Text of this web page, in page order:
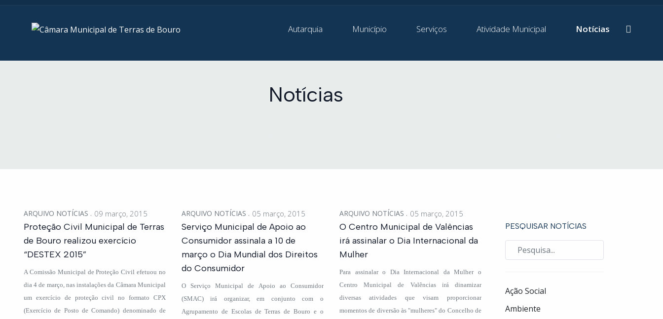
Autarquia Município Serviços Atividade Municipal Notícias
Notícias
ARQUIVO NOTÍCIAS 09 março, 2015
Proteção Civil Municipal de Terras
de Bouro realizou exercício
“DESTEX 2015”
A Comissão Municipal de Proteção Civil efetuou no
dia 4 de março, nas instalações da Câmara Municipal
um exercício de proteção civil no formato CPX
(Exercício de Posto de Comando) denominado de
ARQUIVO NOTÍCIAS 05 março, 2015
Serviço Municipal de Apoio ao
Consumidor assinala a 10 de
março o Dia Mundial dos Direitos
do Consumidor
O Serviço Municipal de Apoio ao Consumidor
(SMAC) irá organizar, em conjunto com o
Agrupamento de Escolas de Terras de Bouro e o
ARQUIVO NOTÍCIAS 05 março, 2015
O Centro Municipal de Valências
irá assinalar o Dia Internacional da
Mulher
Para assinalar o Dia Internacional da Mulher o
Centro Municipal de Valências irá dinamizar
diversas atividades que visam proporcionar
momentos de diversão às "mulheres" do Concelho de
PESQUISAR NOTÍCIAS
Ação Social
Ambiente